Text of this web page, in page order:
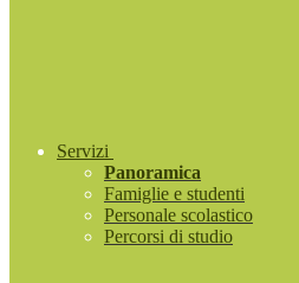
Servizi
Panoramica
Famiglie e studenti
Personale scolastico
Percorsi di studio